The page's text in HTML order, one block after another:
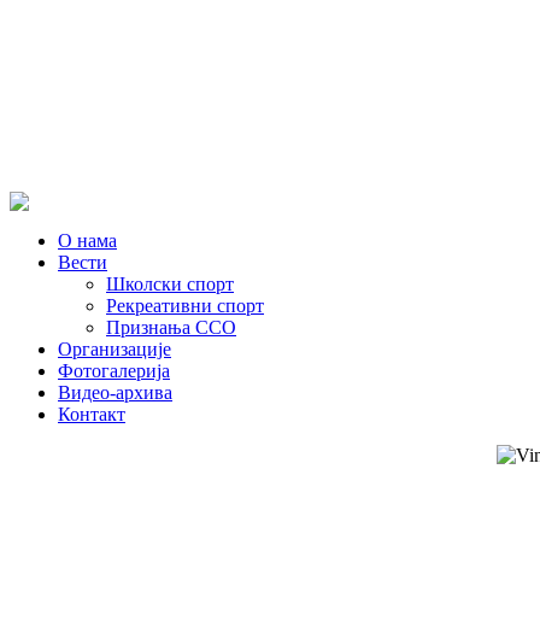
О нама
Вести
Школски спорт
Рекреативни спорт
Признања ССО
Oрганизације
Фотогалерија
Видео-архива
Контакт